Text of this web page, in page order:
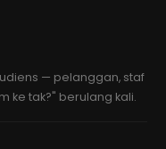
— pelanggan, staf
ke tak?" berulang kali.